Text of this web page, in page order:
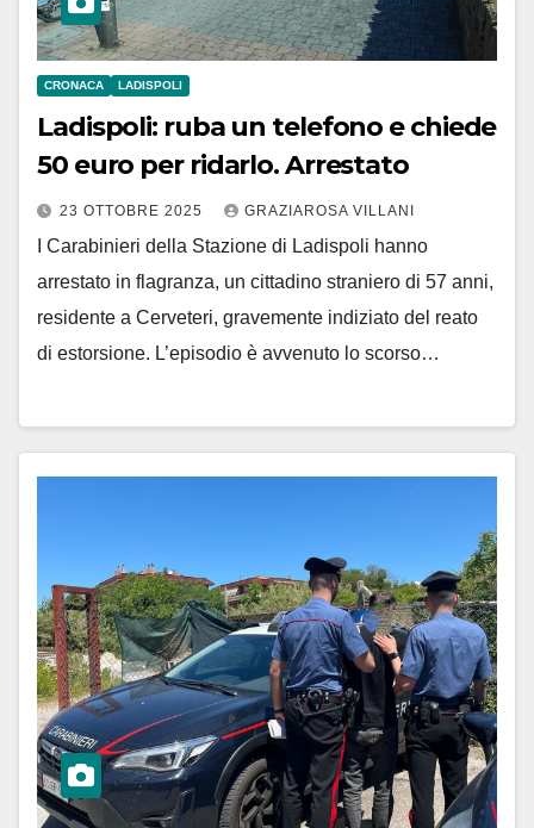
CRONACA LADISPOLI
Ladispoli: ruba un telefono e chiede
50 euro per ridarlo. Arrestato
23 OTTOBRE 2025 GRAZIAROSA VILLANI
I Carabinieri della Stazione di Ladispoli hanno
arrestato in flagranza, un cittadino straniero di 57 anni,
residente a Cerveteri, gravemente indiziato del reato
di estorsione. L’episodio è avvenuto lo scorso…